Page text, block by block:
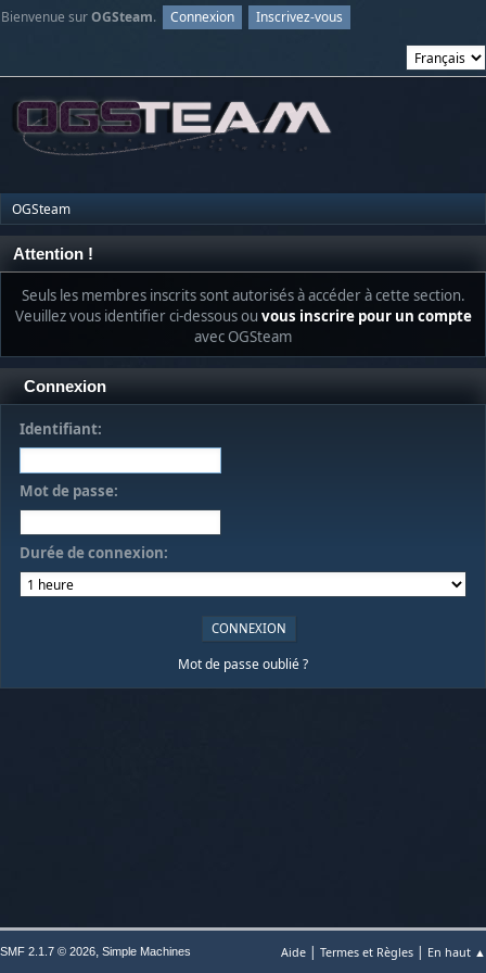
Bienvenue surOGSteam. Connexion Inscrivez-vous
OGSteam
Attention !
Seuls les membres inscrits sont autorisés à accéder à cette section.
Veuillez vous identifier ci-dessous ou vous inscrire pour un compte
avec OGSteam
Connexion
Identifiant:
Mot de passe:
Durée de connexion:
Mot de passe oublié ?
Aide | Termes et Règles | En haut ▲
SMF 2.1.7 © 2026, Simple Machines